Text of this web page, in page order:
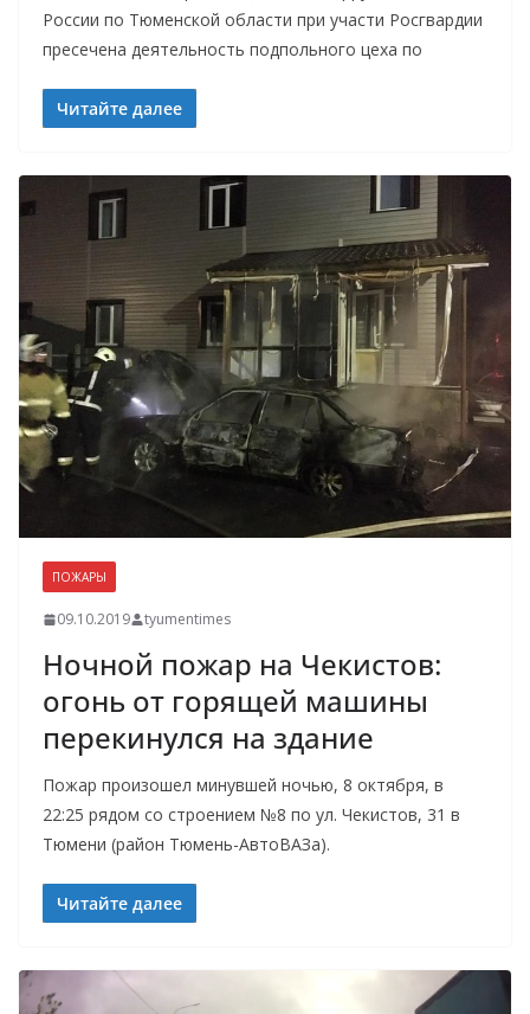
России по Тюменской области при участи Росгвардии
пресечена деятельность подпольного цеха по
Читайте далее
ПОЖАРЫ
09.10.2019 tyumentimes
Ночной пожар на Чекистов:
огонь от горящей машины
перекинулся на здание
Пожар произошел минувшей ночью, 8 октября, в
22:25 рядом со строением №8 по ул. Чекистов, 31 в
Тюмени (район Тюмень-АвтоВАЗа).
Читайте далее